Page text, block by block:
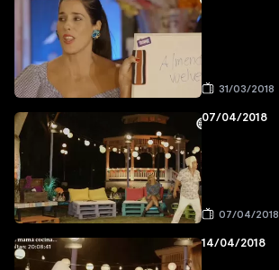
31/03/2018
07/04/2018
07/04/2018
14/04/2018